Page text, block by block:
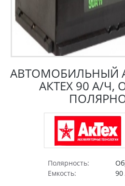
АВТОМОБИЛЬНЫЙ
АКТЕХ 90 А/Ч,
Полярность:
Емкость: